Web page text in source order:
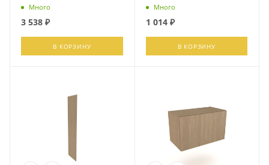
Много
3 538 ₽
В КОРЗИНУ
Много
1 014₽
В КОРЗИНУ